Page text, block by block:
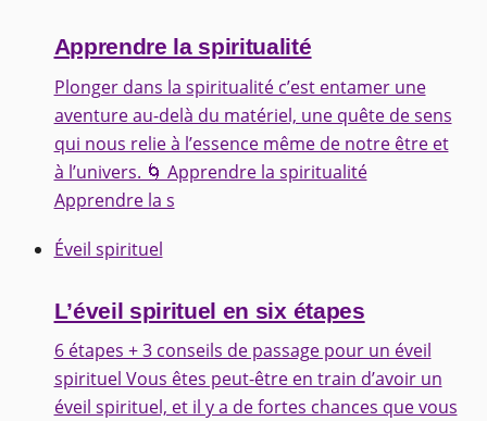
Apprendre la spiritualité
Plonger dans la spiritualité c’est entamer une
aventure au-delà du matériel, une quête de sens
qui nous relie à l’essence même de notre être et
à l’univers. 🌀 Apprendre la spiritualité
Apprendre la s
Éveil spirituel
L’éveil spirituel en six étapes
6 étapes + 3 conseils de passage pour un éveil
spirituel Vous êtes peut-être en train d’avoir un
éveil spirituel, et il y a de fortes chances que vous